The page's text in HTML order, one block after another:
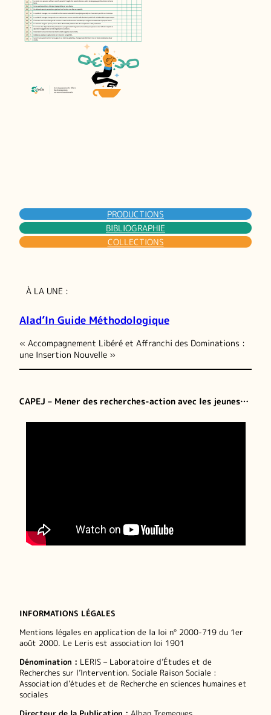
PRODUCTIONS
BIBLIOGRAPHIE
COLLECTIONS
À LA UNE :
Alad’In Guide Méthodologique
« Accompagnement Libéré et Affranchi des Dominations :
une Insertion Nouvelle »
CAPEJ – Mener des recherches-action avec les jeunes…
INFORMATIONS LÉGALES
Mentions légales en application de la loi n° 2000-719 du 1er
août 2000. Le Leris est association loi 1901
Dénomination : LERIS – Laboratoire d’Études et de
Recherches sur l’Intervention. Sociale Raison Sociale :
Association d’études et de Recherche en sciences humaines et
sociales